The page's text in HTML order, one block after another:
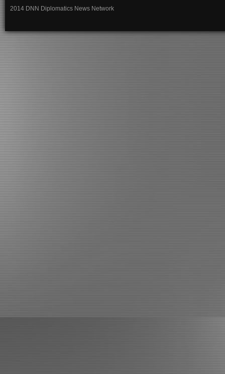
2014 DNN Diplomatics News Network